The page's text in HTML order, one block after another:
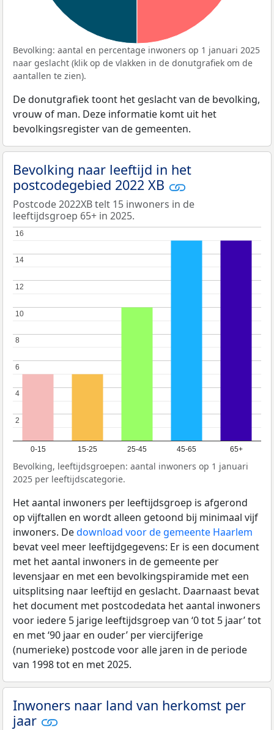
Bevolking: aantal en percentage inwoners op 1 januari 2025
naar geslacht (klik op de vlakken in de donutgrafiek om de
aantallen te zien).
De donutgrafiek toont het geslacht van de bevolking,
vrouw of man. Deze informatie komt uit het
bevolkingsregister van de gemeenten.
Bevolking naar leeftijd in het
postcodegebied 2022 XB
Postcode 2022XB telt 15 inwoners in de
leeftijdsgroep 65+ in 2025.
0-15 15-25 25-45 45-65 65+
2
2
4
4
6
6
8
8
10
10
12
12
14
14
16
16
Bevolking, leeftijdsgroepen: aantal inwoners op 1 januari
2025 per leeftijdscategorie.
Het aantal inwoners per leeftijdsgroep is afgerond
op vijftallen en wordt alleen getoond bij minimaal vijf
inwoners. Dedownload voor de gemeente Haarlem
bevat veel meer leeftijdgegevens: Er is een document
met het aantal inwoners in de gemeente per
levensjaar en met een bevolkingspiramide met een
uitsplitsing naar leeftijd en geslacht. Daarnaast bevat
het document met postcodedata het aantal inwoners
voor iedere 5 jarige leeftijdsgroep van ‘0 tot 5 jaar’ tot
en met ‘90 jaar en ouder’ per viercijferige
(numerieke) postcode voor alle jaren in de periode
van 1998 tot en met 2025.
Inwoners naar land van herkomst per
jaar